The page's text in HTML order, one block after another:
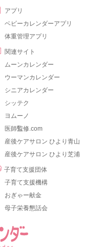
アプリ
ベビーカレンダーアプリ
体重管理アプリ
関連サイト
ムーンカレンダー
ウーマンカレンダー
シニアカレンダー
シッテク
ヨムーノ
医師監修.com
産後ケアサロン ひより青山
産後ケアサロン ひより芝浦
子育て支援団体
子育て支援機構
おぎゃー献金
母子栄養懇話会